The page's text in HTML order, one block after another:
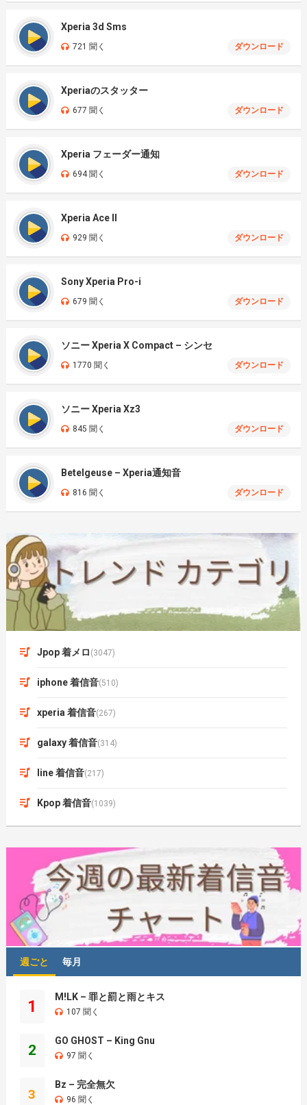
Xperia 3d Sms
721 聞く ダウンロード
Xperiaのスタッター
677 聞く ダウンロード
Xperia フェーダー通知
694 聞く ダウンロード
Xperia Ace II
929 聞く ダウンロード
Sony Xperia Pro-i
679 聞く ダウンロード
ソニー Xperia X Compact – シンセ
1770 聞く ダウンロード
ソニー Xperia Xz3
845 聞く ダウンロード
Betelgeuse – Xperia通知音
816 聞く ダウンロード
Jpop 着メロ (3047)
iphone 着信音(510)
xperia 着信音(267)
galaxy 着信音(314)
line 着信音(217)
Kpop 着信音(1039)
週ごと 毎月
1
M!LK – 罪と罰と雨とキス
107 聞く
2
GO GHOST – King Gnu
97 聞く
3
Bz – 完全無欠
96 聞く